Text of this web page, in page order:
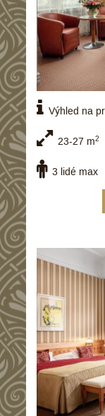
Výhled na
23-27 m2
3 lidé max